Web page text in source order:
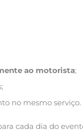
ao motorista;
no mesmo serviço.
cada dia do